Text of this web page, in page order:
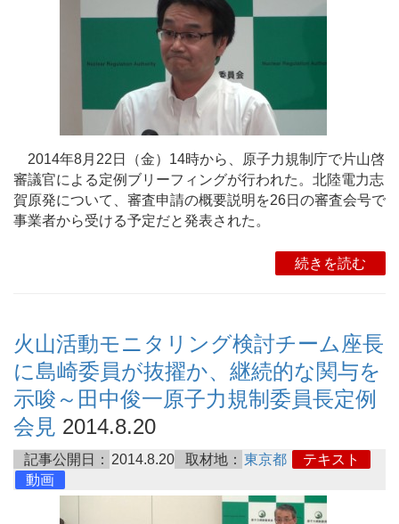
2014年8月22日（金）14時から、原子力規制庁で片山啓
審議官による定例ブリーフィングが行われた。北陸電力志
賀原発について、審査申請の概要説明を26日の審査会号で
事業者から受ける予定だと発表された。
続きを読む
火山活動モニタリング検討チーム座長
に島崎委員が抜擢か、継続的な関与を
示唆～田中俊一原子力規制委員長定例
会見 2014.8.20
記事公開日： 2014.8.20 取材地： 東京都
テキスト
動画